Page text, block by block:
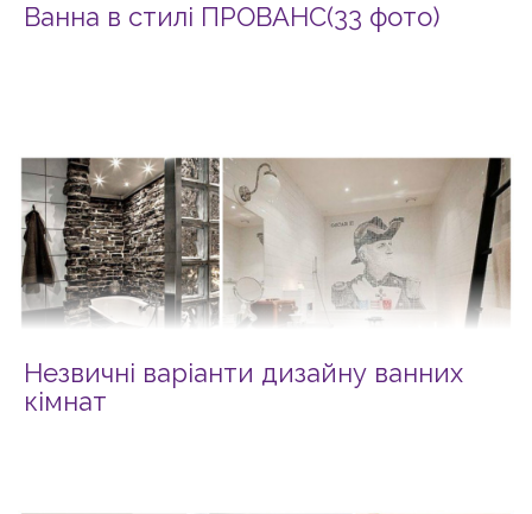
Ванна в стилі ПРОВАНС(33 фото)
Незвичні варіанти дизайну ванних
кімнат